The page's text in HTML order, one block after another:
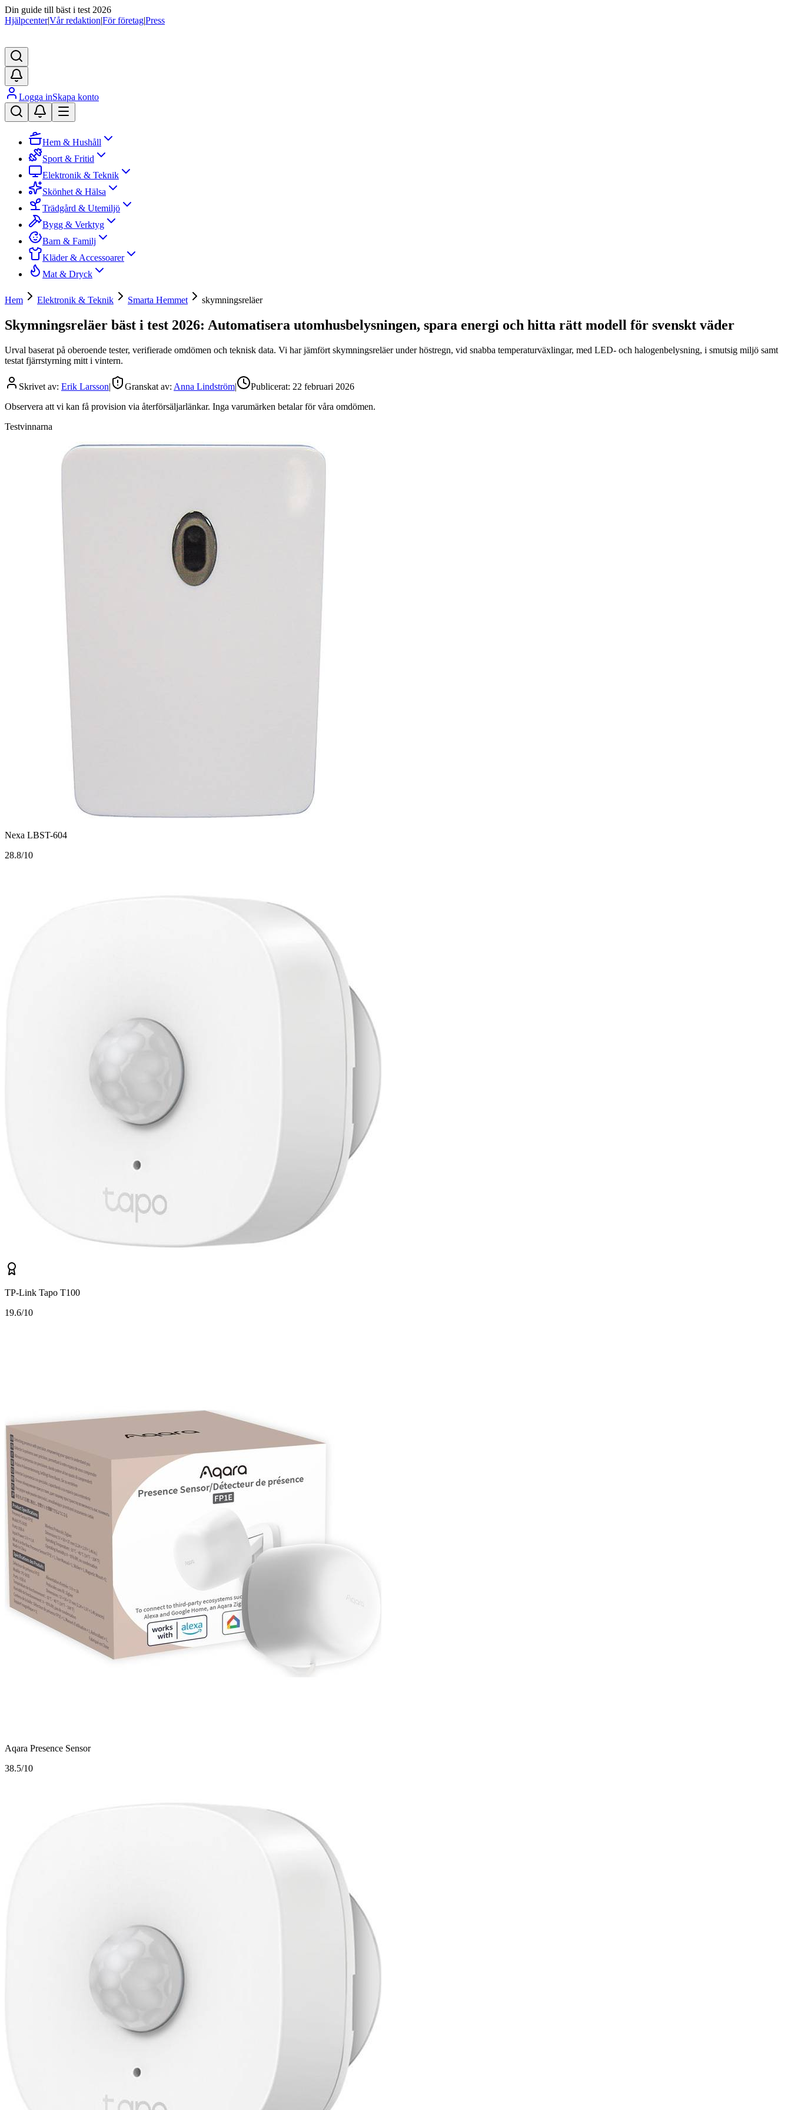
Din guide till bäst i test 2026
Hjälpcenter|Vår redaktion|För företag|Press
Logga inSkapa konto
Hem & Hushåll
Sport & Fritid
Elektronik & Teknik
Skönhet & Hälsa
Trädgård & Utemiljö
Bygg & Verktyg
Barn & Familj
Kläder & Accessoarer
Mat & Dryck
Hem Elektronik & Teknik Smarta Hemmet skymningsreläer
Skymningsreläer bäst i test 2026: Automatisera utomhusbelysningen, spara energi och hitta rätt modell för svenskt väder
Urval baserat på oberoende tester, verifierade omdömen och teknisk data. Vi har jämfört skymningsreläer under höstregn, vid snabba temperaturväxlingar, med LED- och halogenbelysning, i smutsig miljö samt
testat fjärrstyrning mitt i vintern.
Skrivet av: Erik Larsson| Granskat av: Anna Lindström| Publicerat: 22 februari 2026
Observera att vi kan få provision via återförsäljarlänkar. Inga varumärken betalar för våra omdömen.
Testvinnarna
Nexa LBST-604
28.8/10
TP-Link Tapo T100
19.6/10
Aqara Presence Sensor
38.5/10